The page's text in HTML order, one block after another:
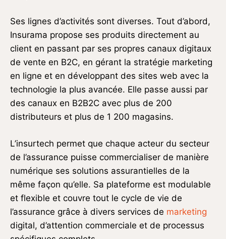
Ses lignes d’activités sont diverses. Tout d’abord,
Insurama propose ses produits directement au
client en passant par ses propres canaux digitaux
de vente en B2C, en gérant la stratégie marketing
en ligne et en développant des sites web avec la
technologie la plus avancée. Elle passe aussi par
des canaux en B2B2C avec plus de 200
distributeurs et plus de 1 200 magasins.
L’insurtech permet que chaque acteur du secteur
de l’assurance puisse commercialiser de manière
numérique ses solutions assurantielles de la
même façon qu’elle. Sa plateforme est modulable
et flexible et couvre tout le cycle de vie de
l’assurance grâce à divers services de marketing
digital, d’attention commerciale et de processus